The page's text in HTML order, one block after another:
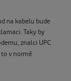
na kabelu bude
Taky by
znalci UPC
v normě